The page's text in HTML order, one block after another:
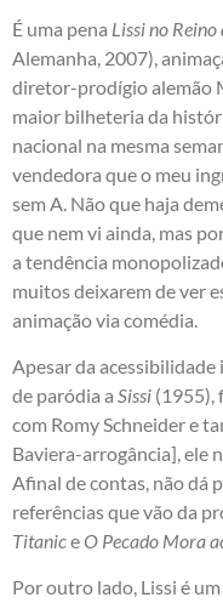
É uma pena Lissi no
Alemanha, 2007),
diretor-prodígio alemão
maior bilheteria da
nacional na mesma
vendedora que o meu
sem A. Não que haja
que nem vi ainda, mas
a tendência
muitos deixarem de ver
animação via comédia.
Apesar da
de paródia a Sissi (1955),
com Romy Schneider e
Baviera-arrogância], ele
Afinal de contas, não dá
referências que vão da
TitaniceO Pecado Mora
Por outro lado, Lissi é